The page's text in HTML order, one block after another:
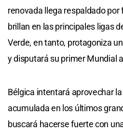
renovada llega respaldado
brillan en las principales ligas
Verde, en tanto, protagoniza
y disputará su primer Mundial
Bélgica intentará aprovechar
acumulada en los últimos
buscará hacerse fuerte con